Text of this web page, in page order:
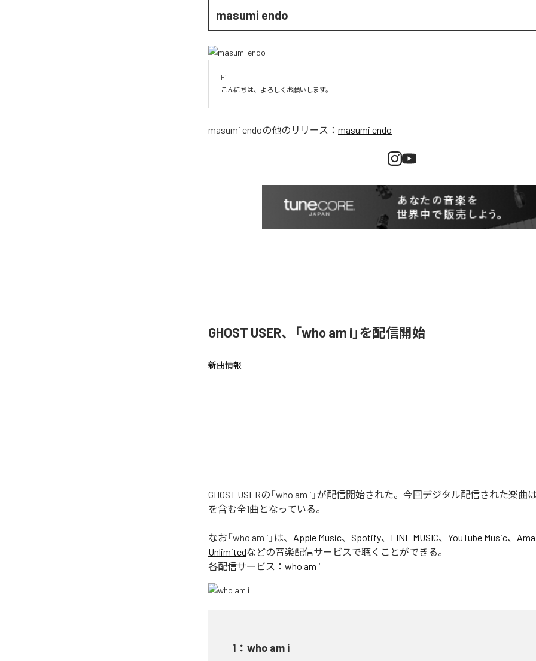
masumi endo
Hi
こんにちは、よろしくお願いします。
masumi endoの他のリリース： masumi endo
GHOST USER、「who am i」を配信開始
新曲情報
GHOST USERの「who am i」が配信開始された。今回デジタル配信された楽曲は
を含む全1曲となっている。
なお「who am i 」は、 Apple Music、 Spotify、 LINE MUSIC、 YouTube Music、
Unlimitedなどの音楽配信サービスで聴くことができる。
各配信サービス： who am i
1 ： who am i